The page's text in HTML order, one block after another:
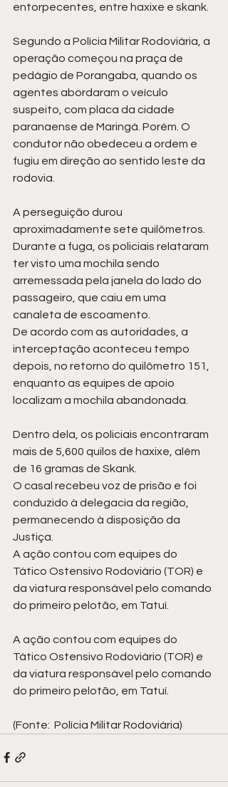
entorpecentes, entre haxixe e skank.
Segundo a Polícia Militar Rodoviária, a
operação começou na praça de
pedágio de Porangaba, quando os
agentes abordaram o veículo
suspeito, com placa da cidade
paranaense de Maringá. Porém. O
condutor não obedeceu a ordem e
fugiu em direção ao sentido leste da
rodovia.
A perseguição durou
aproximadamente sete quilômetros.
Durante a fuga, os policiais relataram
ter visto uma mochila sendo
arremessada pela janela do lado do
passageiro, que caiu em uma
canaleta de escoamento.
De acordo com as autoridades, a
interceptação aconteceu tempo
depois, no retorno do quilômetro 151,
enquanto as equipes de apoio
localizam a mochila abandonada.
Dentro dela, os policiais encontraram
mais de 5,600 quilos de haxixe, além
de 16 gramas de Skank.
O casal recebeu voz de prisão e foi
conduzido à delegacia da região,
permanecendo à disposição da
Justiça.
A ação contou com equipes do
Tático Ostensivo Rodoviário (TOR) e
da viatura responsável pelo comando
do primeiro pelotão, em Tatuí.
A ação contou com equipes do
Tático Ostensivo Rodoviário (TOR) e
da viatura responsável pelo comando
do primeiro pelotão, em Tatuí.
(Fonte:  Polícia Militar Rodoviária)